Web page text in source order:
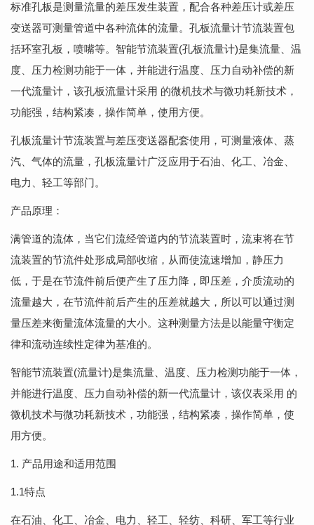
标准孔板是测量流量的差压发生装置，配合各种差压计或差压
变送器可测量管道中各种流体的流量。孔板流量计节流装置包
括环室孔板，喷嘴等。智能节流装置(孔板流量计)是集流量、温
度、压力检测功能于一体，并能进行温度、压力自动补偿的新
一代流量计，该孔板流量计采用 的微机技术与微功耗新技术，
功能强，结构紧凑，操作简单，使用方便。
孔板流量计节流装置与差压变送器配套使用，可测量液体、蒸
汽、气体的流量，孔板流量计广泛应用于石油、化工、冶金、
电力、轻工等部门。
产品原理：
满管道的流体，当它们流经管道内的节流装置时，流束将在节
流装置的节流件处形成局部收缩，从而使流速增加，静压力
低，于是在节流件前后便产生了压力降，即压差，介质流动的
流量越大，在节流件前后产生的压差就越大，所以可以通过测
量压差来衡量流体流量的大小。这种测量方法是以能量守衡定
律和流动连续性定律为基准的。
智能节流装置(流量计)是集流量、温度、压力检测功能于一体，
并能进行温度、压力自动补偿的新一代流量计，该仪表采用 的
微机技术与微功耗新技术，功能强，结构紧凑，操作简单，使
用方便。
1. 产品用途和适用范围
1.1特点
在石油、化工、冶金、电力、轻工、轻纺、科研、军工等行业